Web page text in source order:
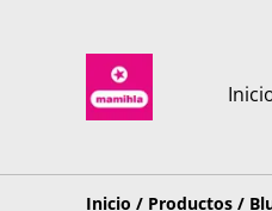
Inicio / Productos /